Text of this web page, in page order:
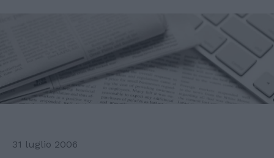
31 luglio 2006